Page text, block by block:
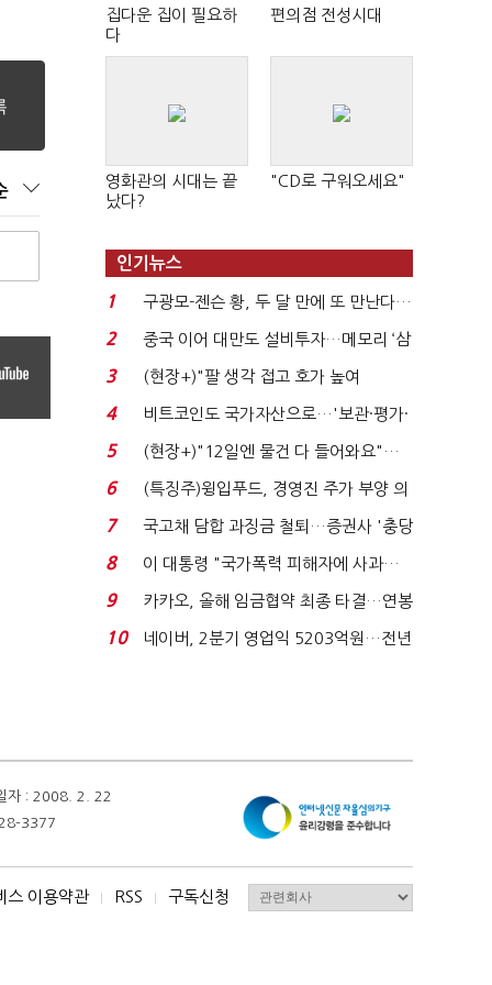
집다운 집이 필요하
다
편의점 전성시대
영화관의 시대는 끝
났다?
"CD로 구워오세요"
인기뉴스
1
구광모-젠슨 황, 두 달 만에 또 만난다…
로봇·AI 등 논...
2
중국 이어 대만도 설비투자…메모리 ‘삼
국전쟁’
3
(현장+)"팔 생각 접고 호가 높여
요"…'덜 똘똘한 한 채' 20...
4
비트코인도 국가자산으로…'보관·평가·
처분' 기준은 ...
5
(현장+)"12일엔 물건 다 들어와요"…
빈 매대 채우며 문 연 ...
6
(특징주)윙입푸드, 경영진 주가 부양 의
지에 상한가...
7
국고채 담합 과징금 철퇴…증권사 '충당
금 폭탄' 우려...
8
이 대통령 "국가폭력 피해자에 사과…
적극적 조사로 진...
9
카카오, 올해 임금협약 최종 타결…연봉
6.3% 인상·격려...
10
네이버, 2분기 영업익 5203억원…전년
자 : 2008. 2. 22
3377
스 이용약관 I RSS I 구독신청